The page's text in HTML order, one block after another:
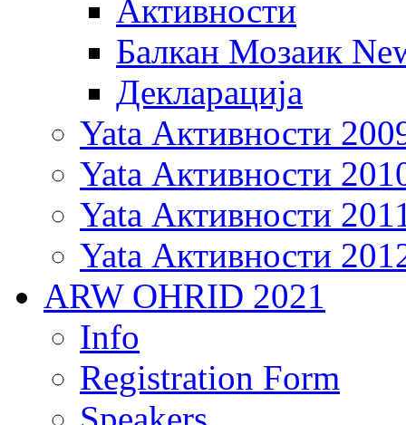
Активности
Балкан Мозаик
Декларација
Yata Активности
Yata Активности
Yata Активности
Yata Активности
ARW OHRID 2021
Info
Registration Form